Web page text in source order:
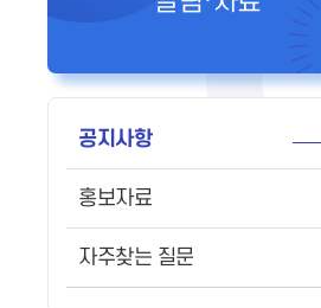
공지사항
홍보자료
자주찾는 질문